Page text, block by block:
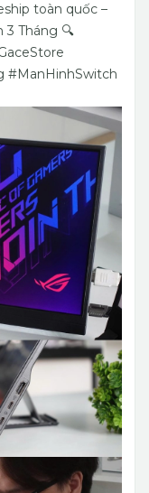
toàn quốc –
3 Tháng 🔍
#ManHinhSwitch